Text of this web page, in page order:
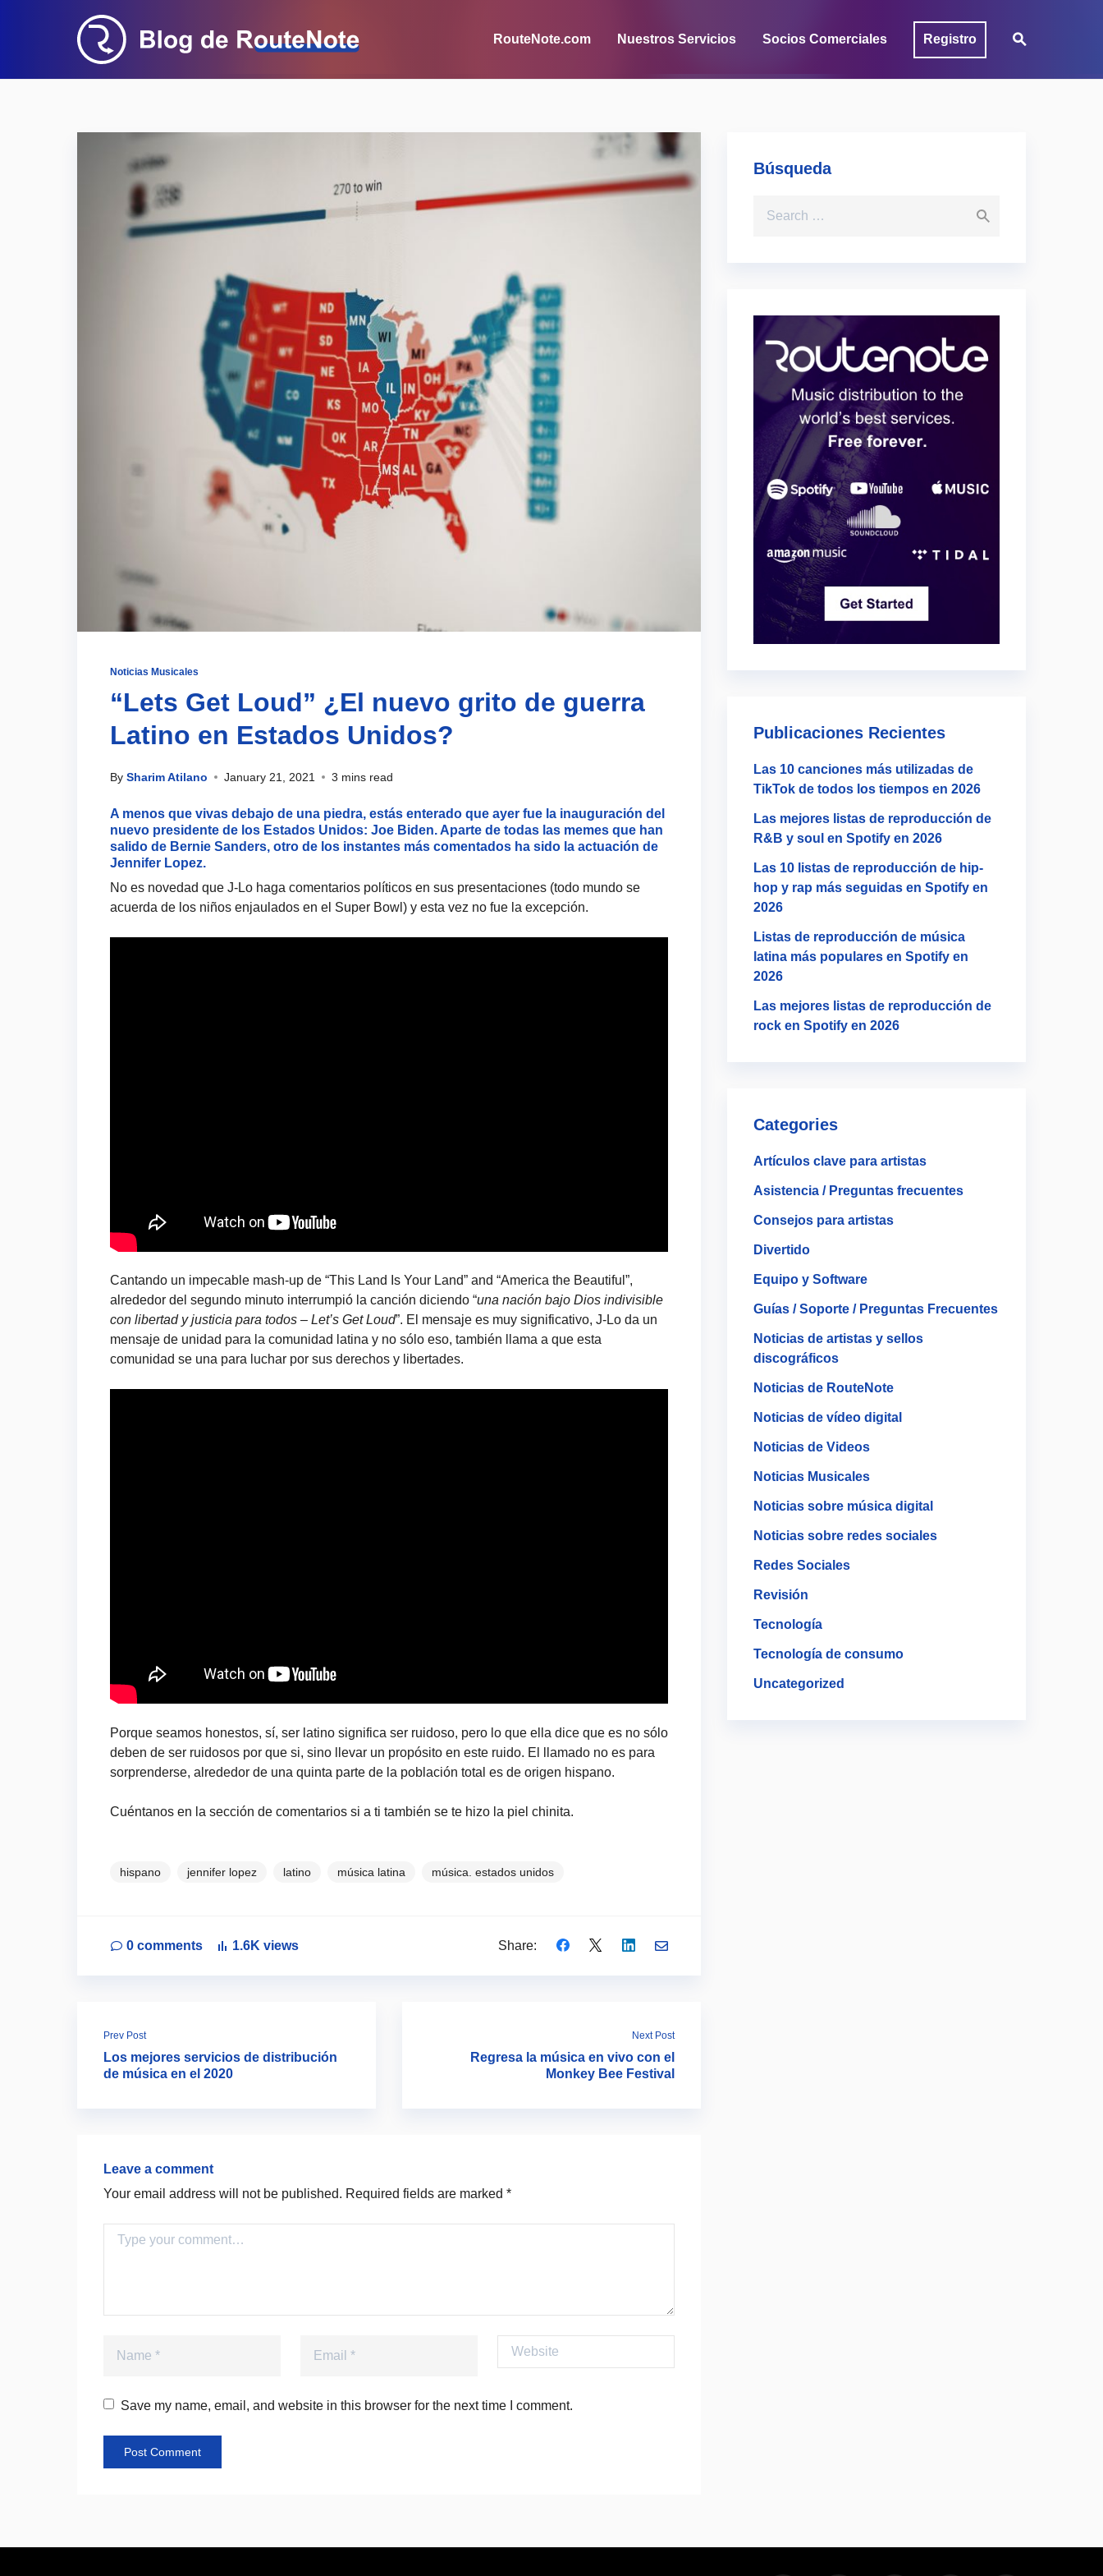
RouteNote.com Nuestros Servicios Socios Comerciales Registro
Noticias Musicales
“Lets Get Loud” ¿El nuevo grito de guerra
Latino en Estados Unidos?
By Sharim Atilano January 21, 2021 3 mins read
A menos que vivas debajo de una piedra, estás enterado que ayer fue la inauguración del
nuevo presidente de los Estados Unidos: Joe Biden. Aparte de todas las memes que han
salido de Bernie Sanders, otro de los instantes más comentados ha sido la actuación de
Jennifer Lopez.
No es novedad que J-Lo haga comentarios políticos en sus presentaciones (todo mundo se
acuerda de los niños enjaulados en el Super Bowl) y esta vez no fue la excepción.
Cantando un impecable mash-up de “This Land Is Your Land” and “America the Beautiful”,
alrededor del segundo minuto interrumpió la canción diciendo “una nación bajo Dios indivisible
con libertad y justicia para todos – Let’s Get Loud”. El mensaje es muy significativo, J-Lo da un
mensaje de unidad para la comunidad latina y no sólo eso, también llama a que esta
comunidad se una para luchar por sus derechos y libertades.
Porque seamos honestos, sí, ser latino significa ser ruidoso, pero lo que ella dice que es no sólo
deben de ser ruidosos por que si, sino llevar un propósito en este ruido. El llamado no es para
sorprenderse, alrededor de una quinta parte de la población total es de origen hispano.
Cuéntanos en la sección de comentarios si a ti también se te hizo la piel chinita.
hispano jennifer lopez latino música latina música. estados unidos
0 comments 1.6K views Share:
Prev Post
Los mejores servicios de distribución
de música en el 2020
Next Post
Regresa la música en vivo con el
Monkey Bee Festival
Leave a comment
Your email address will not be published. Required fields are marked *
Comment
Website
Save my name, email, and website in this browser for the next time I comment.
Búsqueda
Publicaciones Recientes
Las 10 canciones más utilizadas de
TikTok de todos los tiempos en 2026
Las mejores listas de reproducción de
R&B y soul en Spotify en 2026
Las 10 listas de reproducción de hip-
hop y rap más seguidas en Spotify en
2026
Listas de reproducción de música
latina más populares en Spotify en
2026
Las mejores listas de reproducción de
rock en Spotify en 2026
Categories
Artículos clave para artistas
Asistencia / Preguntas frecuentes
Consejos para artistas
Divertido
Equipo y Software
Guías / Soporte / Preguntas Frecuentes
Noticias de artistas y sellos
discográficos
Noticias de RouteNote
Noticias de vídeo digital
Noticias de Videos
Noticias Musicales
Noticias sobre música digital
Noticias sobre redes sociales
Redes Sociales
Revisión
Tecnología
Tecnología de consumo
Uncategorized